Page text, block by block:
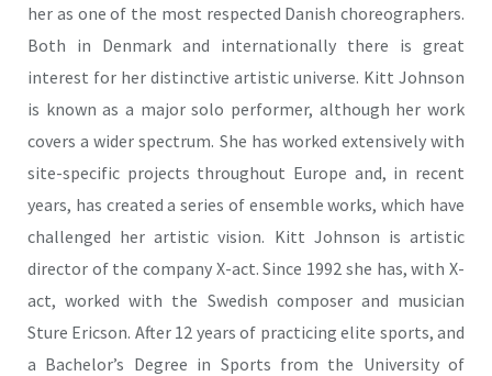
her as one of the most respected Danish choreographers.
Both in Denmark and internationally there is great
interest for her distinctive artistic universe. Kitt Johnson
is known as a major solo performer, although her work
covers a wider spectrum. She has worked extensively with
site-specific projects throughout Europe and, in recent
years, has created a series of ensemble works, which have
challenged her artistic vision. Kitt Johnson is artistic
director of the company X-act. Since 1992 she has, with X-
act, worked with the Swedish composer and musician
Sture Ericson. After 12 years of practicing elite sports, and
a Bachelor’s Degree in Sports from the University of